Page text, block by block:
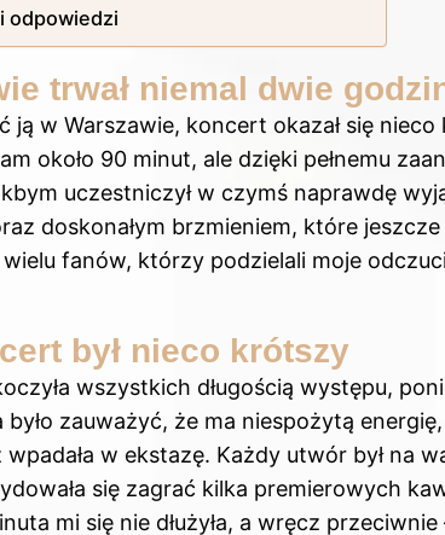
odpowiedzi
trwał niemal dwie
ją w Warszawie, koncert okazał się
około 90 minut, ale dzięki pełnemu
uczestniczył w czymś naprawdę
doskonałym brzmieniem, które jeszcze
wielu fanów, którzy podzielali moje
był nieco krótszy
wszystkich długością występu,
było zauważyć, że ma niespożytą
w ekstazę. Każdy utwór był na
się zagrać kilka premierowych
mi się nie dłużyła, a wręcz